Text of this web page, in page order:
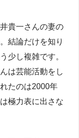
貴一さんの妻の
結論だけを知り
少し複雑です。
は芸能活動をし
たのは2000年
極力表に出さな